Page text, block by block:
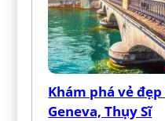
Khám phá vẻ
Geneva, Thụy Sĩ